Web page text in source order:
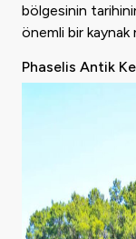
bölgesinin
önemli bir kaynak
Phaselis Antik